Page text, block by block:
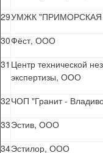
29УМЖК
30Фёст, ООО
31 Центр технической
экспертизы, ООО
32ЧОП "Гранит -
33Эстив, ООО
34Эстилор, ООО